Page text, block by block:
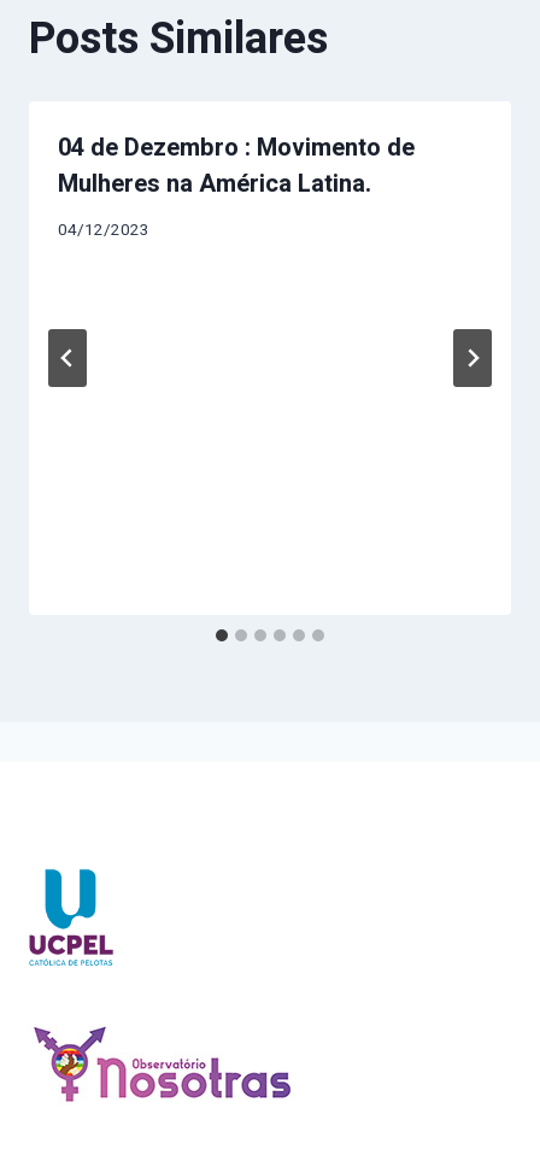
Posts Similares
04 de Dezembro : Movimento de
Mulheres na América Latina.
04/12/2023